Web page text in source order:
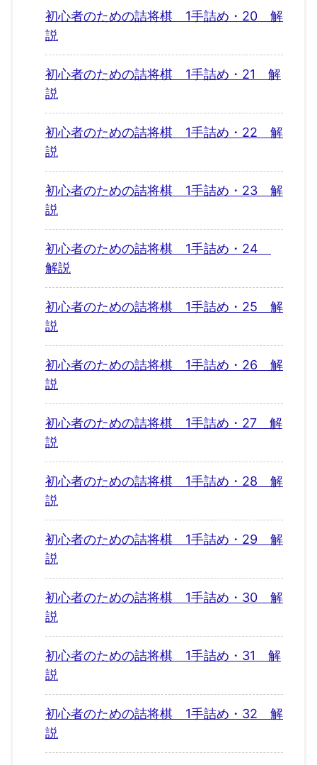
初心者のための詰将棋 1手詰め・20 解
説
初心者のための詰将棋 1手詰め・21 解
説
初心者のための詰将棋 1手詰め・22 解
説
初心者のための詰将棋 1手詰め・23 解
説
初心者のための詰将棋 1手詰め・24
解説
初心者のための詰将棋 1手詰め・25 解
説
初心者のための詰将棋 1手詰め・26 解
説
初心者のための詰将棋 1手詰め・27 解
説
初心者のための詰将棋 1手詰め・28 解
説
初心者のための詰将棋 1手詰め・29 解
説
初心者のための詰将棋 1手詰め・30 解
説
初心者のための詰将棋 1手詰め・31 解
説
初心者のための詰将棋 1手詰め・32 解
説